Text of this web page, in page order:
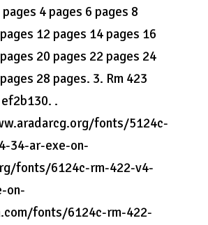
4 pages 6 pages 8
12 pages 14 pages 16
20 pages 22 pages 24
28 pages. 3. Rm 423
.
fonts/5124c-
34-ar-exe-on-
fonts/6124c-rm-422-v4-
on-
fonts/6124c-rm-422-